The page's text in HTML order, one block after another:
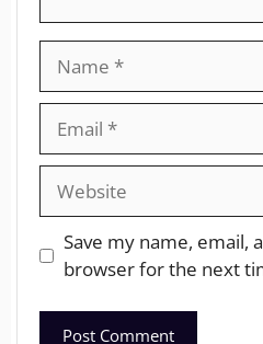
Save my name, email,
browser for the next